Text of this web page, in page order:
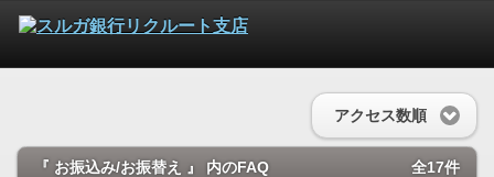
アクセス数順
『 お振込み/お振替え 』 内のFAQ 全17件